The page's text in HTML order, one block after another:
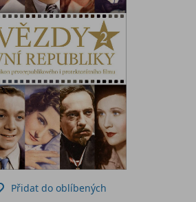
Přidat do oblíbených